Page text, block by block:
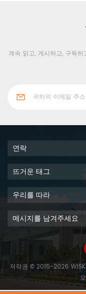
계속 읽고, 게시하고, 구독
연락
뜨거운 태그
우리를 따라
메시지를 남겨주세요
저작권 © 2015-2026